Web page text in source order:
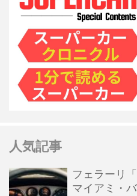
人気記事
フェラーリ
マイアミ・